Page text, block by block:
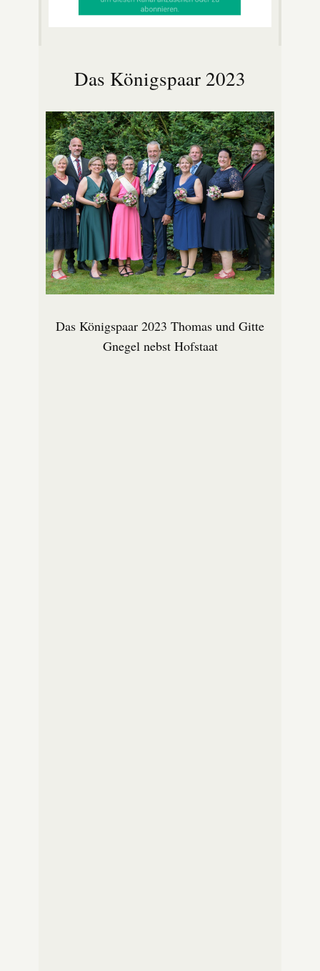
Das Königspaar 2023
Das Königspaar 2023 Thomas und Gitte
Gnegel nebst Hofstaat